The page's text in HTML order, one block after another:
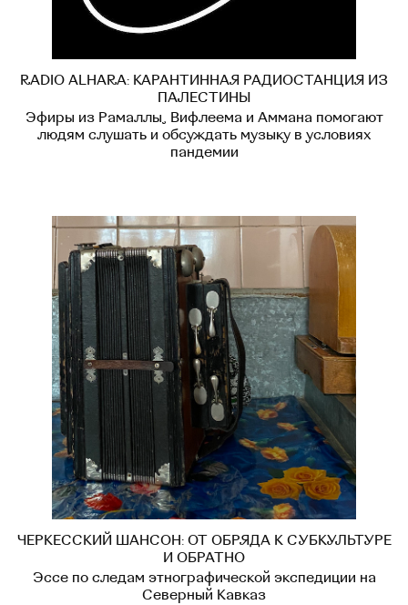
RADIO ALHARA: КАРАНТИННАЯ РАДИОСТАНЦИЯ ИЗ
ПАЛЕСТИНЫ
Эфиры из Рамаллы, Вифлеема и Аммана помогают
людям слушать и обсуждать музыку в условиях
пандемии
ЧЕРКЕССКИЙ ШАНСОН: ОТ ОБРЯДА К СУБКУЛЬТУРЕ
И ОБРАТНО
Эссе по следам этнографической экспедиции на
Северный Кавказ